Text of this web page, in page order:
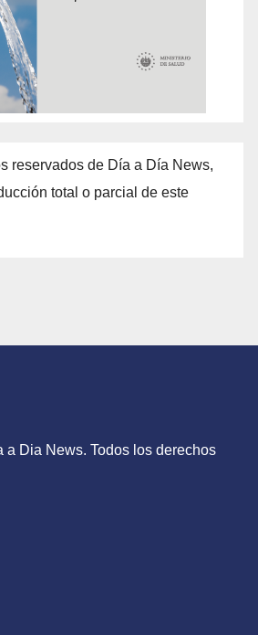
reservados de Día a Día News,
total o parcial de este
Dia News. Todos los derechos